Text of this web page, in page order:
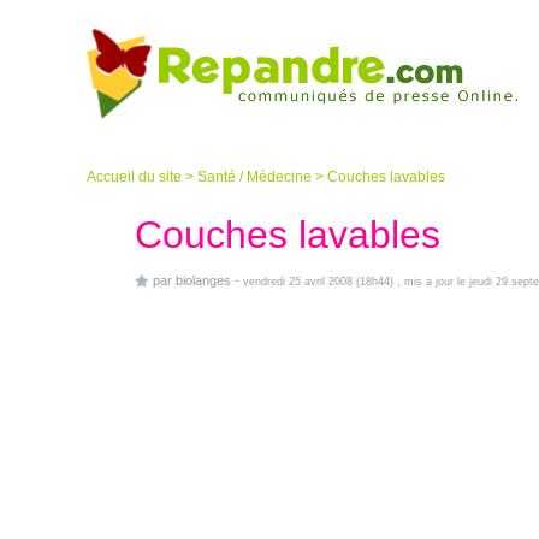
Accueil du site > Santé / Médecine > Couches lavables
Couches lavables
par biolanges - vendredi 25 avril 2008 (18h44) , mis a jour le jeudi 29